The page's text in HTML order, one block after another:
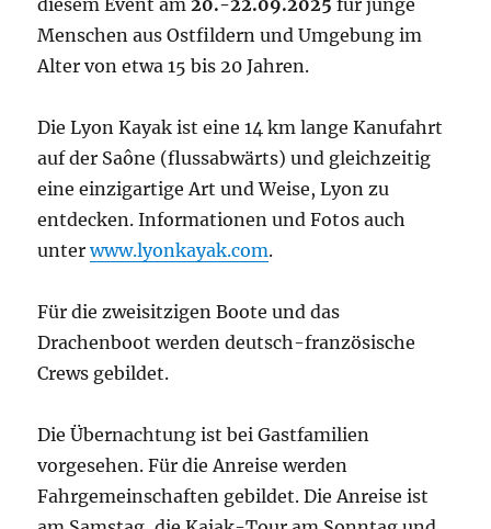
diesem Event am20.-22.09.2025 für junge
Menschen aus Ostfildern und Umgebung im
Alter von etwa 15 bis 20 Jahren.
Die Lyon Kayak ist eine 14 km lange Kanufahrt
auf der Saône (flussabwärts) und gleichzeitig
eine einzigartige Art und Weise, Lyon zu
entdecken. Informationen und Fotos auch
unterwww.lyonkayak.com.
Für die zweisitzigen Boote und das
Drachenboot werden deutsch-französische
Crews gebildet.
Die Übernachtung ist bei Gastfamilien
vorgesehen. Für die Anreise werden
Fahrgemeinschaften gebildet. Die Anreise ist